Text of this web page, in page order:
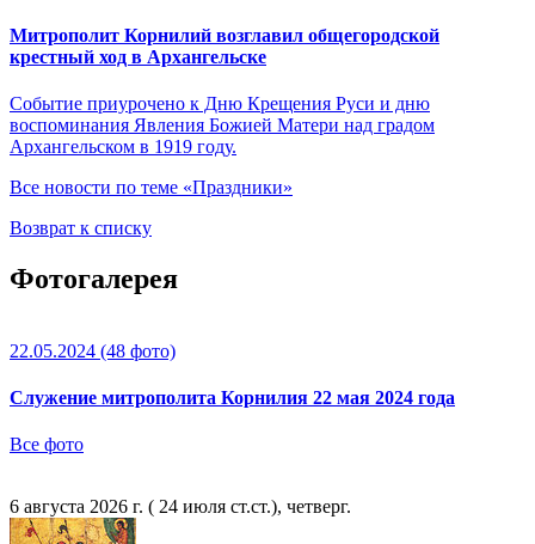
Митрополит Корнилий возглавил общегородской
крестный ход в Архангельске
Событие приурочено к Дню Крещения Руси и дню
воспоминания Явления Божией Матери над градом
Архангельском в 1919 году.
Все новости по теме «Праздники»
Возврат к списку
Фотогалерея
22.05.2024 (48 фото)
Служение митрополита Корнилия 22 мая 2024 года
Все фото
6 августа 2026 г. ( 24 июля ст.ст.), четверг.